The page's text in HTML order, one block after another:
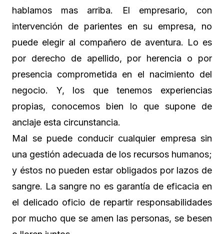
hablamos mas arriba. El empresario, con
intervención de parientes en su empresa, no
puede elegir al compañero de aventura. Lo es
por derecho de apellido, por herencia o por
presencia comprometida en el nacimiento del
negocio. Y, los que tenemos experiencias
propias, conocemos bien lo que supone de
anclaje esta circunstancia.
Mal se puede conducir cualquier empresa sin
una gestión adecuada de los recursos humanos;
y éstos no pueden estar obligados por lazos de
sangre. La sangre no es garantía de eficacia en
el delicado oficio de repartir responsabilidades
por mucho que se amen las personas, se besen